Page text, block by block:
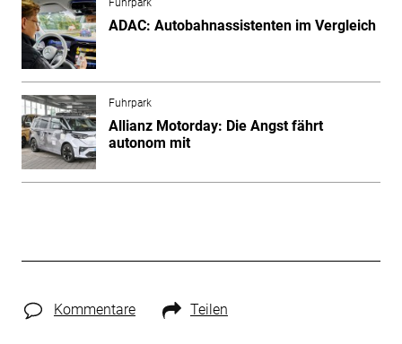
Fuhrpark
ADAC: Autobahnassistenten im Vergleich
Fuhrpark
Allianz Motorday: Die Angst fährt
autonom mit
Kommentare Teilen